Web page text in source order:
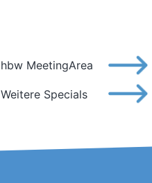
hbw MeetingArea
Weitere Specials